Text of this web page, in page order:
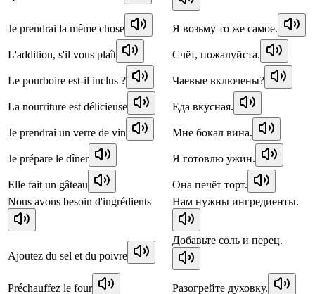
Je prendrai la même chose Я возьму то же самое.
L'addition, s'il vous plaît Счёт, пожалуйста.
Le pourboire est-il inclus ? Чаевые включены?
La nourriture est délicieuse Еда вкусная.
Je prendrai un verre de vin Мне бокал вина.
Je prépare le dîner Я готовлю ужин.
Elle fait un gâteau
Она печёт торт.
Nous avons besoin d'ingrédients
Нам нужны ингредиенты.
Ajoutez du sel et du poivre
Добавьте соль и перец.
Préchauffez le four Разогрейте духовку.